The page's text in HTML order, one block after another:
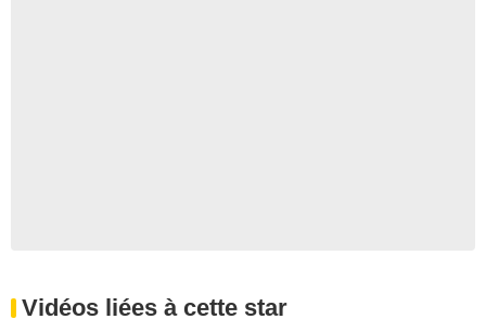
Vidéos liées à cette star